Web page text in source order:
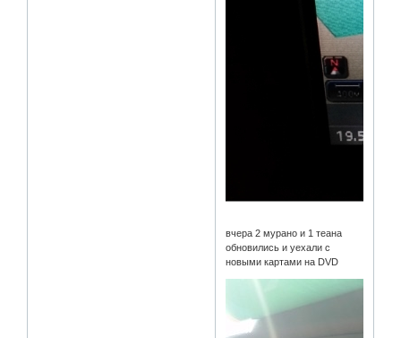
вчера 2 мурано и 1 теана
обновились и уехали с
новыми картами на DVD